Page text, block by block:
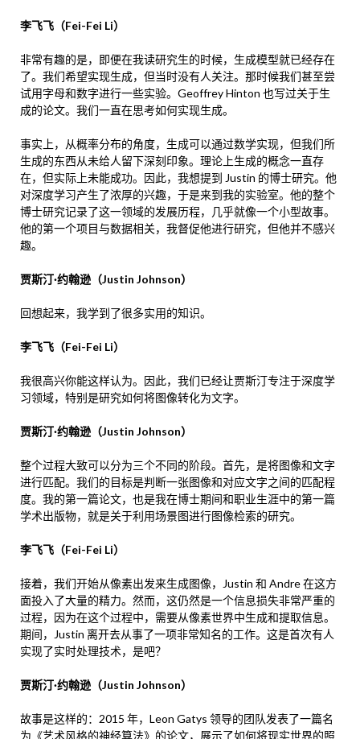
李飞飞（Fei-Fei Li）
非常有趣的是，即便在我读研究生的时候，生成模型就已经存在
了。我们希望实现生成，但当时没有人关注。那时候我们甚至尝
试用字母和数字进行一些实验。Geoffrey Hinton 也写过关于生
成的论文。我们一直在思考如何实现生成。
事实上，从概率分布的角度，生成可以通过数学实现，但我们所
生成的东西从未给人留下深刻印象。理论上生成的概念一直存
在，但实际上未能成功。因此，我想提到 Justin 的博士研究。他
对深度学习产生了浓厚的兴趣，于是来到我的实验室。他的整个
博士研究记录了这一领域的发展历程，几乎就像一个小型故事。
他的第一个项目与数据相关，我督促他进行研究，但他并不感兴
趣。
贾斯汀·约翰逊（Justin Johnson）
回想起来，我学到了很多实用的知识。
李飞飞（Fei-Fei Li）
我很高兴你能这样认为。因此，我们已经让贾斯汀专注于深度学
习领域，特别是研究如何将图像转化为文字。
贾斯汀·约翰逊（Justin Johnson）
整个过程大致可以分为三个不同的阶段。首先，是将图像和文字
进行匹配。我们的目标是判断一张图像和对应文字之间的匹配程
度。我的第一篇论文，也是我在博士期间和职业生涯中的第一篇
学术出版物，就是关于利用场景图进行图像检索的研究。
李飞飞（Fei-Fei Li）
接着，我们开始从像素出发来生成图像，Justin 和 Andre 在这方
面投入了大量的精力。然而，这仍然是一个信息损失非常严重的
过程，因为在这个过程中，需要从像素世界中生成和提取信息。
期间，Justin 离开去从事了一项非常知名的工作。这是首次有人
实现了实时处理技术，是吧？
贾斯汀·约翰逊（Justin Johnson）
故事是这样的：2015 年，Leon Gatys 领导的团队发表了一篇名
为《艺术风格的神经算法》的论文，展示了如何将现实世界的照